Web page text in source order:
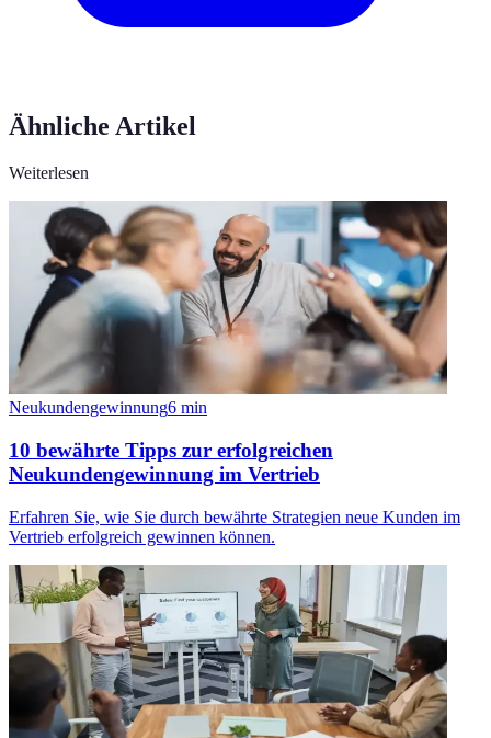
Ähnliche Artikel
Weiterlesen
Neukundengewinnung6 min
10 bewährte Tipps zur erfolgreichen
Neukundengewinnung im Vertrieb
Erfahren Sie, wie Sie durch bewährte Strategien neue Kunden im
Vertrieb erfolgreich gewinnen können.